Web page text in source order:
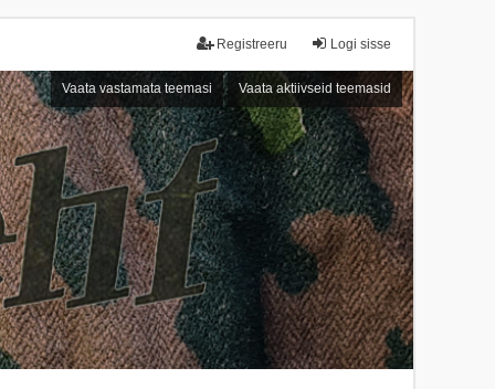
Logi sisse
Registreeru
Vaata vastamata teemasi Vaata aktiivseid teemasid